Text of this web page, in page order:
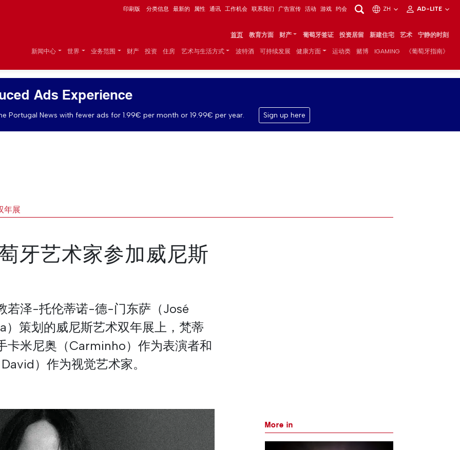
印刷版 分类信息 最新的 属性 通讯 工作机会 联系我们 广告宣传 活动 游戏 约会 ZH AD-LITE
首页 教育方面 财产 葡萄牙签证 投资居留 新建住宅 艺术 宁静的时刻
新闻中心 世界 业务范围 财产 投资 住房 艺术与生活方式 波特酒 可持续发展 健康方面 运动类 赌博 IGAMING 《葡萄牙指南》
Ads Experience
Portugal News with fewer ads for 1.99€ per month or 19.99€ per year. Sign up here
年展
牙艺术家参加威尼斯
若泽-托伦蒂诺-德-门东萨（José
策划的威尼斯艺术双年展上，梵蒂
卡米尼奥（Carminho）作为表演者和
）作为视觉艺术家。
More in